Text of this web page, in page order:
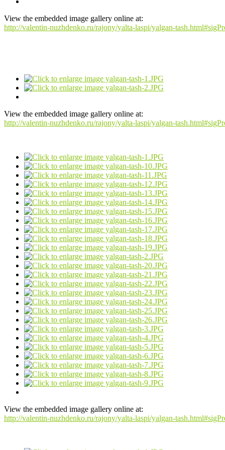
View the embedded image gallery online at:
http://valentin-nuzhdenko.ru/rajony/yalta-laspi/yalgan-
View the embedded image gallery online at:
http://valentin-nuzhdenko.ru/rajony/yalta-laspi/yalgan-
View the embedded image gallery online at:
http://valentin-nuzhdenko.ru/rajony/yalta-laspi/yalgan-